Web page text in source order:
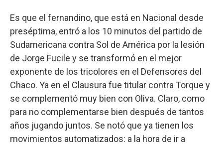
Es que el fernandino, que está en Nacional desde
preséptima, entró a los 10 minutos del partido de
Sudamericana contra Sol de América por la lesión
de Jorge Fucile y se transformó en el mejor
exponente de los tricolores en el Defensores del
Chaco. Ya en el Clausura fue titular contra Torque y
se complementó muy bien con Oliva. Claro, como
para no complementarse bien después de tantos
años jugando juntos. Se notó que ya tienen los
movimientos automatizados: a la hora de ir a